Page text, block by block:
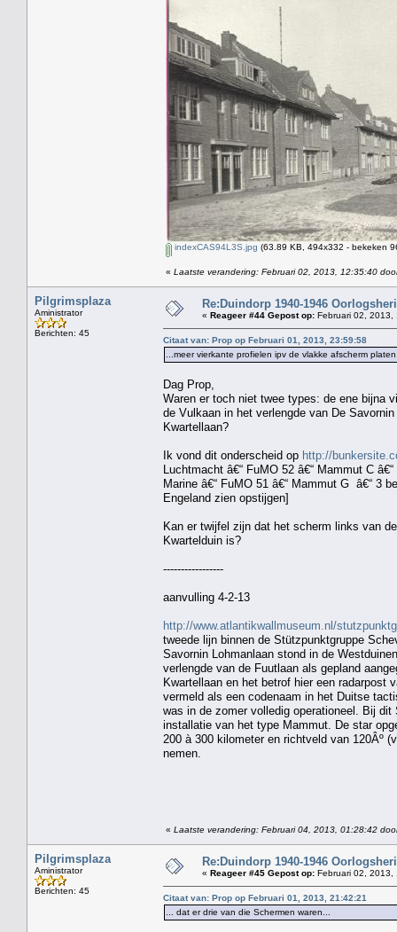
indexCAS94L3S.jpg (63.89 KB, 494x332 - bekeken
« Laatste verandering: Februari 02, 2013, 12:35:40
Pilgrimsplaza
Aministrator
Berichten: 45
Re:Duindorp 1940-1946
« Reageer #44 Gepost op: Februari 02, 2013,
Citaat van: Prop op Februari 01, 2013, 23:59:58
...meer vierkante profielen ipv de vlakke afscherm
Dag Prop,
Waren er toch niet twee types: de ene bijna
de Vulkaan in het verlengde van De
Kwartellaan?
Ik vond dit onderscheid op http://
Luchtmacht â€“ FuMO 52 â€“ Mammut C
Marine â€“ FuMO 51 â€“ Mammut G â€“ 3
Engeland zien opstijgen]
Kan er twijfel zijn dat het scherm links van
Kwartelduin is?
-----------------
aanvulling 4-2-13
http://www.atlantikwallmuseum.nl/
tweede lijn binnen de Stützpunktgruppe
Savornin Lohmanlaan stond in de
verlengde van de Fuutlaan als gepland
Kwartellaan en het betrof hier een radarpost
vermeld als een codenaam in het Duitse
was in de zomer volledig operationeel. Bij
installatie van het type Mammut. De star
200 à 300 kilometer en richtveld van 120Âº
nemen.
« Laatste verandering: Februari 04, 2013, 01:28:42
Pilgrimsplaza
Aministrator
Berichten: 45
Re:Duindorp 1940-1946
« Reageer #45 Gepost op: Februari 02, 2013,
Citaat van: Prop op Februari 01, 2013, 21:42:21
... dat er drie van die Schermen waren...